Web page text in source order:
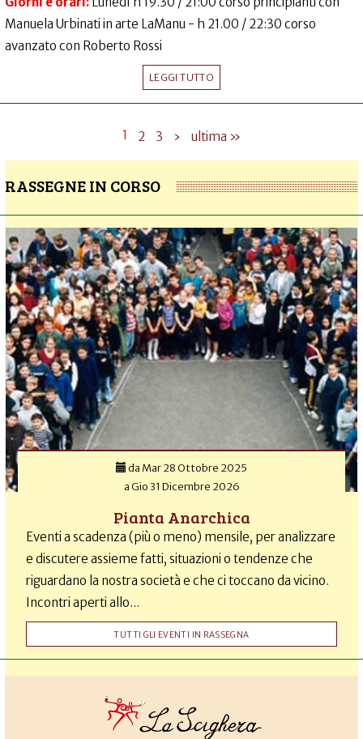
Manuela Urbinati in arte LaManu - h 21.00 / 22:30 corso
avanzato con Roberto Rossi
LEGGI TUTTO
1 2 3 › ultima »
RASSEGNE IN CORSO
da Mar 28 Ottobre 2025
aGio 31 Dicembre 2026
Pianta Anarchica
Eventi a scadenza (più o meno) mensile, per analizzare
e discutere assieme fatti, situazioni o tendenze che
riguardano la nostra società e che ci toccano da vicino.
Incontri aperti allo...
TUTTI GLI EVENTI IN RASSEGNA